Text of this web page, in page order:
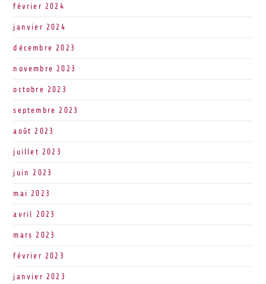
février 2024
janvier 2024
décembre 2023
novembre 2023
octobre 2023
septembre 2023
août 2023
juillet 2023
juin 2023
mai 2023
avril 2023
mars 2023
février 2023
janvier 2023